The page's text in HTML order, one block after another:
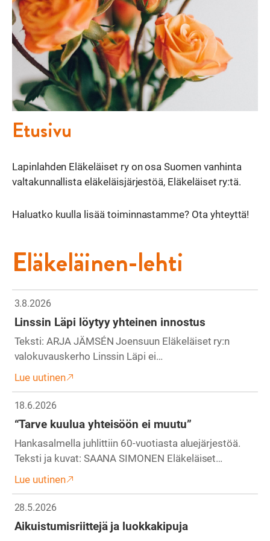
Etusivu
Lapinlahden Eläkeläiset ry on osa Suomen vanhinta
valtakunnallista eläkeläisjärjestöä, Eläkeläiset ry:tä.
Haluatko kuulla lisää toiminnastamme? Ota yhteyttä!
Eläkeläinen-lehti
3.8.2026
Linssin Läpi löytyy yhteinen innostus
Teksti: ARJA JÄMSÉN Joensuun Eläkeläiset ry:n
valokuvauskerho Linssin Läpi ei…
Lue uutinen
18.6.2026
“Tarve kuulua yhteisöön ei muutu”
Hankasalmella juhlittiin 60-vuotiasta aluejärjestöä.
Teksti ja kuvat: SAANA SIMONEN Eläkeläiset…
Lue uutinen
28.5.2026
Aikuistumisriittejä ja luokkakipuja